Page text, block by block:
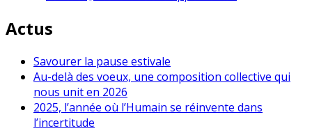
Actus
Savourer la pause estivale
Au-delà des voeux, une composition collective qui
nous unit en 2026
2025, l’année où l’Humain se réinvente dans
l’incertitude